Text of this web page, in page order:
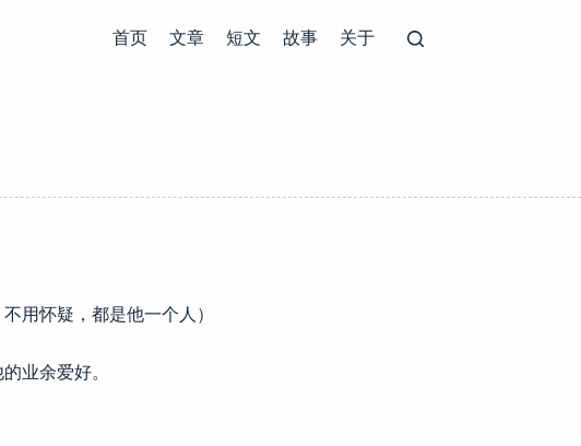
首页 文章 短文 故事 关于
用怀疑，都是他一个人）
业余爱好。